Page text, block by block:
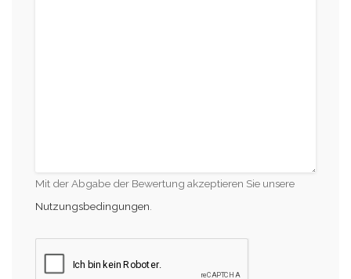
Mit der Abgabe der Bewertung akzeptieren Sie unsere
Nutzungsbedingungen